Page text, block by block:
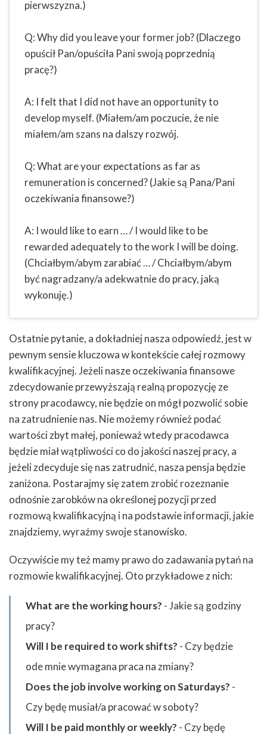
pierwszyzna.)
Q: Why did you leave your former job? (Dlaczego
opuścił Pan/opuściła Pani swoją poprzednią
pracę?)
A: I felt that I did not have an opportunity to
develop myself. (Miałem/am poczucie, że nie
miałem/am szans na dalszy rozwój.
Q: What are your expectations as far as
remuneration is concerned? (Jakie są Pana/Pani
oczekiwania finansowe?)
A: I would like to earn … / I would like to be
rewarded adequately to the work I will be doing.
(Chciałbym/abym zarabiać … / Chciałbym/abym
być nagradzany/a adekwatnie do pracy, jaką
wykonuję.)
Ostatnie pytanie, a dokładniej nasza odpowiedź, jest w
pewnym sensie kluczowa w kontekście całej rozmowy
kwalifikacyjnej. Jeżeli nasze oczekiwania finansowe
zdecydowanie przewyższają realną propozycję ze
strony pracodawcy, nie będzie on mógł pozwolić sobie
na zatrudnienie nas. Nie możemy również podać
wartości zbyt małej, ponieważ wtedy pracodawca
będzie miał wątpliwości co do jakości naszej pracy, a
jeżeli zdecyduje się nas zatrudnić, nasza pensja będzie
zaniżona. Postarajmy się zatem zrobić rozeznanie
odnośnie zarobków na określonej pozycji przed
rozmową kwalifikacyjną i na podstawie informacji, jakie
znajdziemy, wyraźmy swoje stanowisko.
Oczywiście my też mamy prawo do zadawania pytań na
rozmowie kwalifikacyjnej. Oto przykładowe z nich:
What are the working hours? - Jakie są godziny
pracy?
Will I be required to work shifts? - Czy będzie
ode mnie wymagana praca na zmiany?
Does the job involve working on Saturdays? -
Czy będę musiał/a pracować w soboty?
Will I be paid monthly or weekly? - Czy będę